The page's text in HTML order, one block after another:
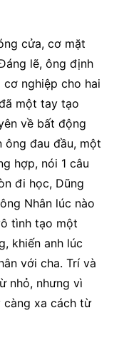
cửa, cơ mặt
lẽ, ông định
cơ nghiệp cho hai
một tay tạo
về bất động
ông đau đầu, một
hợp, nói 1 câu
đi học, Dũng
Nhân lúc nào
tình tạo một
khiến anh lúc
với cha. Trí và
nhỏ, nhưng vì
càng xa cách từ